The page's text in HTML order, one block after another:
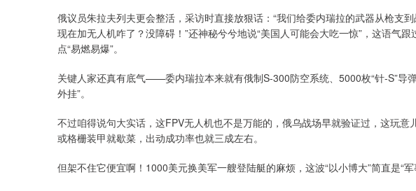
俄议员朱拉夫列夫更会整活，采访时直接放狠话：“我们给委内瑞拉的武器从枪支
现在加无人机咋了？没障碍！”还神秘兮兮地说“美国人可能会大吃一惊”，这语气
点“易燃易爆”。
关键人家还真有底气——委内瑞拉本来就有俄制S-300防空系统、5000枚“针-S”导
外挂”。
不过咱得说句大实话，这FPV无人机也不是万能的，俄乌战场早就验证过，这玩
或格栅装甲就歇菜，出动成功率也就三成左右。
但架不住它便宜啊！1000美元换美军一艘登陆艇的麻烦，这波“以小博大”简直是“军